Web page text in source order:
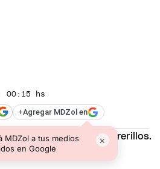
00:15 hs
+Agregar MDZol en
MDZol a tus medios
en Google
×
un sector del dique